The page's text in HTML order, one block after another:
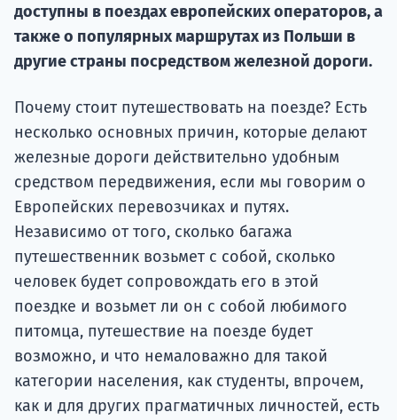
доступны в поездах европейских операторов, а
также о популярных маршрутах из Польши в
другие страны посредством железной дороги.
Почему стоит путешествовать на поезде? Есть
несколько основных причин, которые делают
железные дороги действительно удобным
средством передвижения, если мы говорим о
Европейских перевозчиках и путях.
Независимо от того, сколько багажа
путешественник возьмет с собой, сколько
человек будет сопровождать его в этой
поездке и возьмет ли он с собой любимого
питомца, путешествие на поезде будет
возможно, и что немаловажно для такой
категории населения, как студенты, впрочем,
как и для других прагматичных личностей, есть